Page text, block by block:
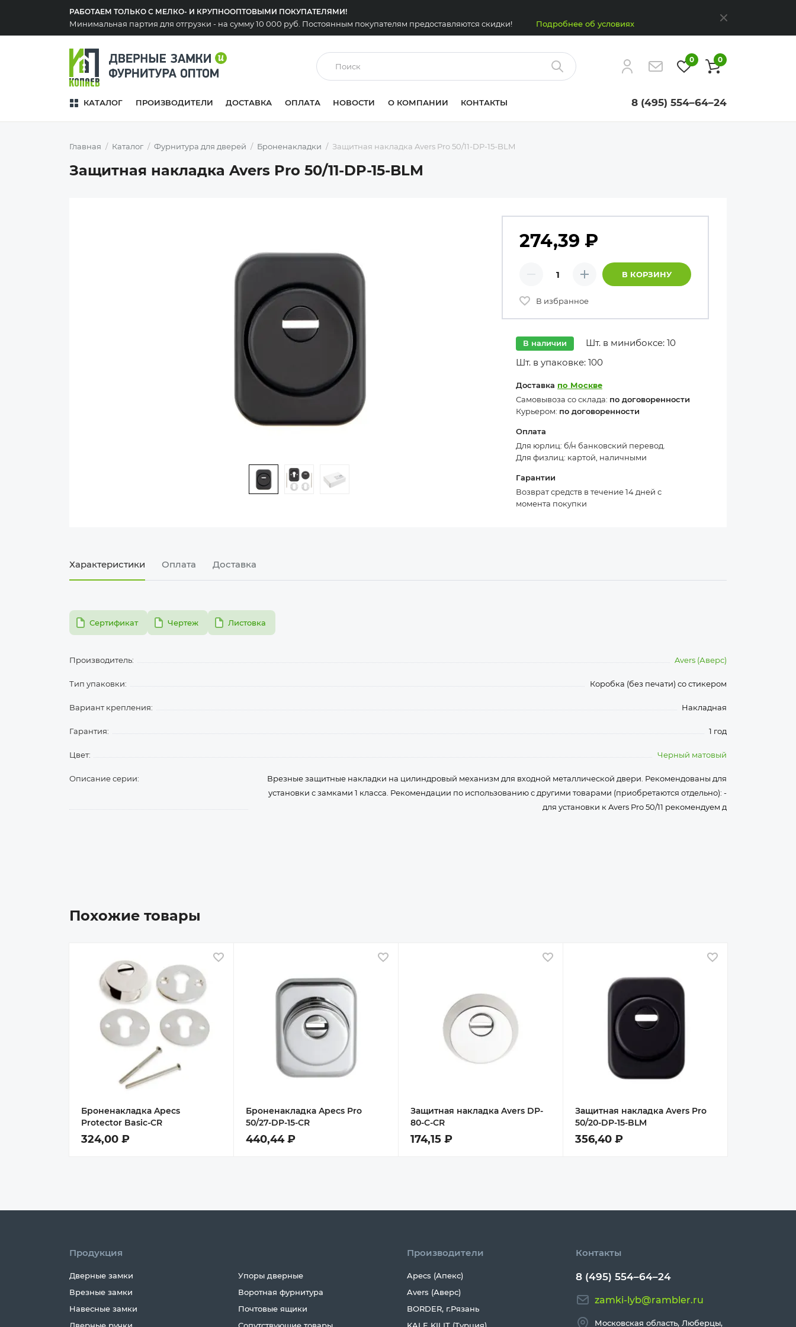
РАБОТАЕМ ТОЛЬКО С МЕЛКО- И КРУПНООПТОВЫМИ ПОКУПАТЕЛЯМИ!
Минимальная партия для отгрузки - на сумму 10 000 руб. Постоянным покупателям предоставляются скидки! Подробнее об условиях Закрыть
Найти
0 0
КАТАЛОГ ПРОИЗВОДИТЕЛИ ДОСТАВКА ОПЛАТА НОВОСТИ О КОМПАНИИ КОНТАКТЫ 8 (495) 554–64–24
Главная Каталог Фурнитура для дверей Броненакладки Защитная накладка Avers Pro 50/11-DP-15-BLM
Защитная накладка Avers Pro 50/11-DP-15-BLM
274,39 ₽
Количество товаров
Минус Плюс В КОРЗИНУ
В избранное
В наличии
Шт. в минибоксе: 10
Шт. в упаковке: 100
Доставка по Москве
Самовывоза со склада: по договоренности
Курьером: по договоренности
Оплата
Для юрлиц: б/н банковский перевод.
Для физлиц: картой, наличными
Гарантии
Возврат средств в течение 14 дней с
момента покупки
Характеристики Оплата Доставка
pdfСертификат pdfЧертеж pdfЛистовка
Производитель: Avers (Аверс)
Тип упаковки: Коробка (без печати) со стикером
Вариант крепления: Накладная
Гарантия: 1 год
Цвет: Черный матовый
Описание серии:
Врезные защитные накладки на цилиндровый механизм для входной металлической двери. Рекомендованы для
установки с замками 1 класса. Рекомендации по использованию с другими товарами (приобретаются отдельно): -
для установки к Avers Pro 50/11 рекомендуем д
Похожие товары
Броненакладка Apecs
Protector Basic-CR
324,00 ₽
В избранное
Броненакладка Apecs Pro
50/27-DP-15-CR
440,44 ₽
В избранное
Защитная накладка Avers DP-
80-C-CR
174,15 ₽
В избранное
Защитная накладка Avers Pro
50/20-DP-15-BLM
356,40 ₽
В избранное
Продукция
Дверные замки
Врезные замки
Навесные замки
Упоры дверные
Воротная фурнитура
Почтовые ящики
Производители
Apecs (Апекс)
Avers (Аверс)
BORDER, г.Рязань
Контакты
8 (495) 554–64–24
zamki-lyb@rambler.ru
Московская область, Люберцы,